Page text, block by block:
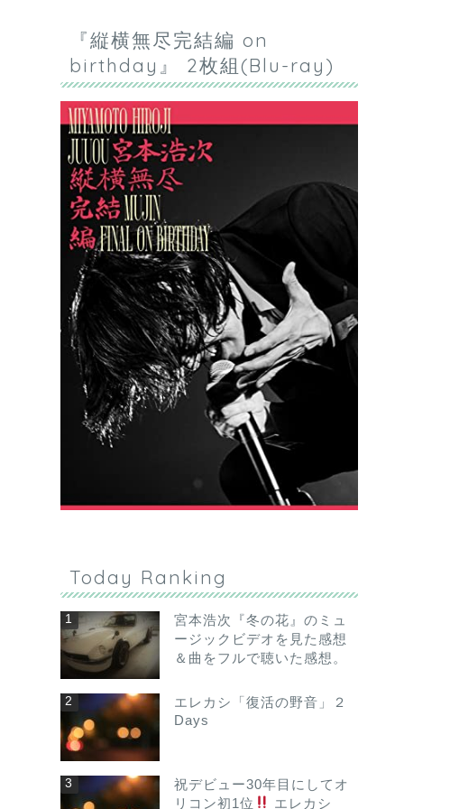
『縦横無尽完結編 on
birthday』 2枚組(Blu-ray)
Today Ranking
宮本浩次『冬の花』のミュ
ージックビデオを見た感想
＆曲をフルで聴いた感想。
エレカシ「復活の野音」２
Days
祝デビュー30年目にしてオ
リコン初1位
エレカシ